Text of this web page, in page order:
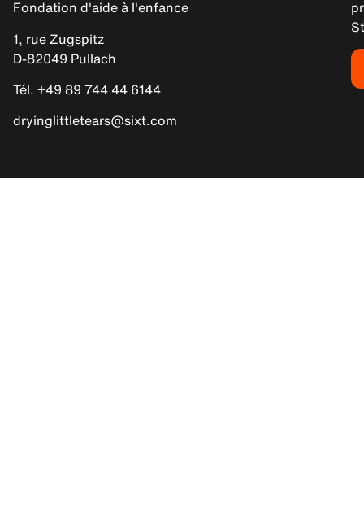
Fondation d'aide à l'enfance
1, rue Zugspitz
D-82049 Pullach
Tél. +49 89 744 44 6144
dryinglittletears@sixt.com